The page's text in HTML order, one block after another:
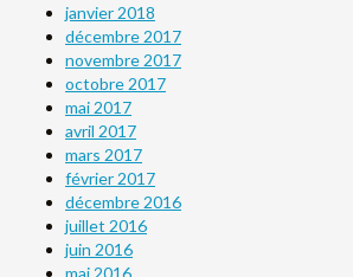
janvier 2018
décembre 2017
novembre 2017
octobre 2017
mai 2017
avril 2017
mars 2017
février 2017
décembre 2016
juillet 2016
juin 2016
mai 2016